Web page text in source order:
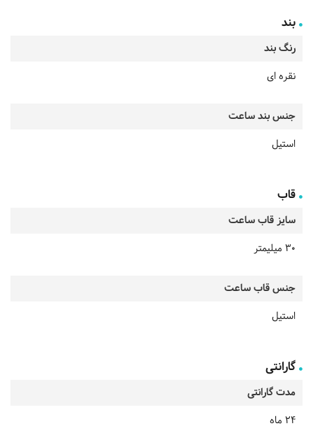
بند
رنگ بند
نقره ای
جنس بند ساعت
استیل
قاب
سایز قاب ساعت
30 میلیمتر
جنس قاب ساعت
استیل
گارانتی
مدت گارانتی
24 ماه